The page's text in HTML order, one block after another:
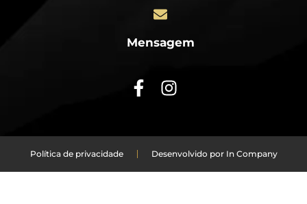
Mensagem
Política de privacidade Desenvolvido por In Company